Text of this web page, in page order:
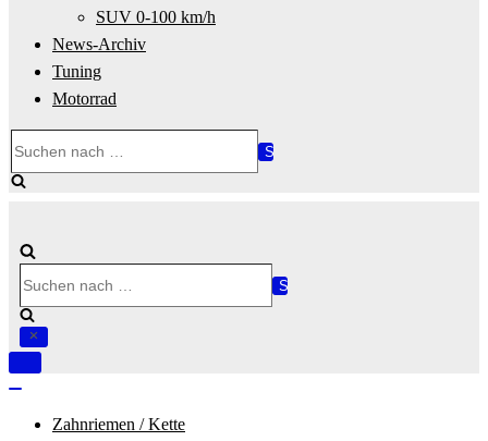
SUV 0-100 km/h
News-Archiv
Tuning
Motorrad
nach …
nach …
Navigation
Zahnriemen / Kette